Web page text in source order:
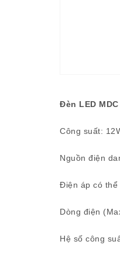
Đèn LED
Công suất:
Nguồn điện
Điện áp có thể
Dòng điện
Hệ số công